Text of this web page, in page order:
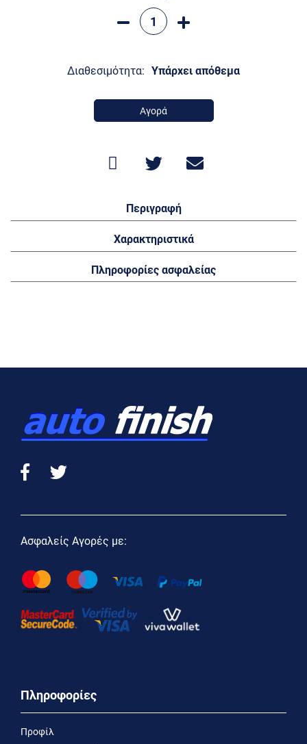
Διαθεσιμότητα: Υπάρχει απόθεμα
Αγορά
Περιγραφή
Χαρακτηριστικά
Πληροφορίες ασφαλείας
Ασφαλείς Αγορές με:
Πληροφορίες
Προφίλ